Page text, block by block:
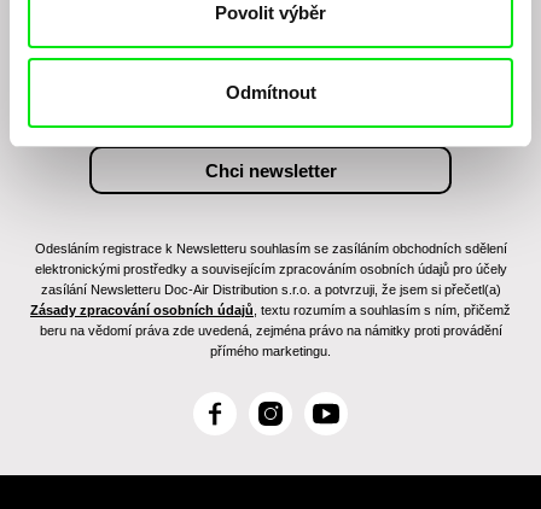
Povolit výběr
Odmítnout
filmovém programu?
Odesláním registrace k Newsletteru souhlasím se zasíláním obchodních sdělení
elektronickými prostředky a souvisejícím zpracováním osobních údajů pro účely
zasílání Newsletteru Doc-Air Distribution s.r.o. a potvrzuji, že jsem si přečetl(a)
Zásady zpracování osobních údajů , textu rozumím a souhlasím s ním, přičemž
beru na vědomí práva zde uvedená, zejména právo na námitky proti provádění
přímého marketingu.
F
c
I
s
Y
u